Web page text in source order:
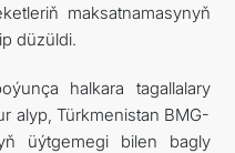
maksatnamasynyň
düzüldi.
halkara tagallalary
alyp, Türkmenistan BMG-
üýtgemegi bilen bagly